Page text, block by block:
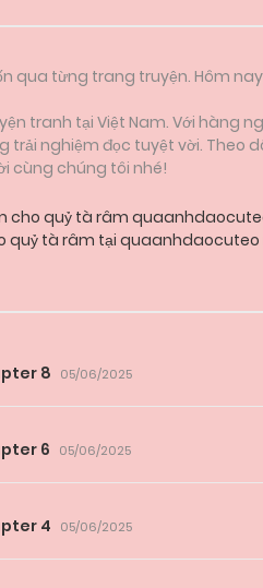
qua từng trang truyện. Hôm
tranh tại Việt Nam. Với hàng
nghiệm đọc tuyệt vời. Theo
cùng chúng tôi nhé!
cho quỷ tà râm
quỷ tà râm tại quaanhdaocuteo
8 05/06/2025
6 05/06/2025
4 05/06/2025